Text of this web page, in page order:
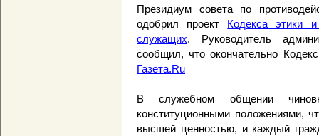
Президиум совета по
одобрил проект Кодекса этики и
служащих. Руководитель
сообщил, что окончательно
Газета.Ru
В служебном общении
конституционными положениями,
высшей ценностью, и каждый